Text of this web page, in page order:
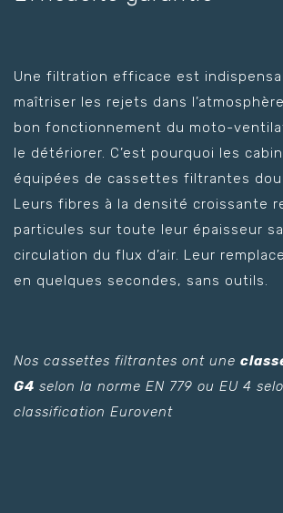
Une filtration efficace est
maîtriser les rejets dans
bon fonctionnement du moto-
le détériorer. C’est pourquoi les
équipées de cassettes filtrantes
Leurs fibres à la densité croissante
particules sur toute leur épaisseur
circulation du flux d’air. Leur
en quelques secondes, sans outils.
Nos cassettes filtrantes ont une
G4 selon la norme EN 779 ou EU 4
classification Eurovent